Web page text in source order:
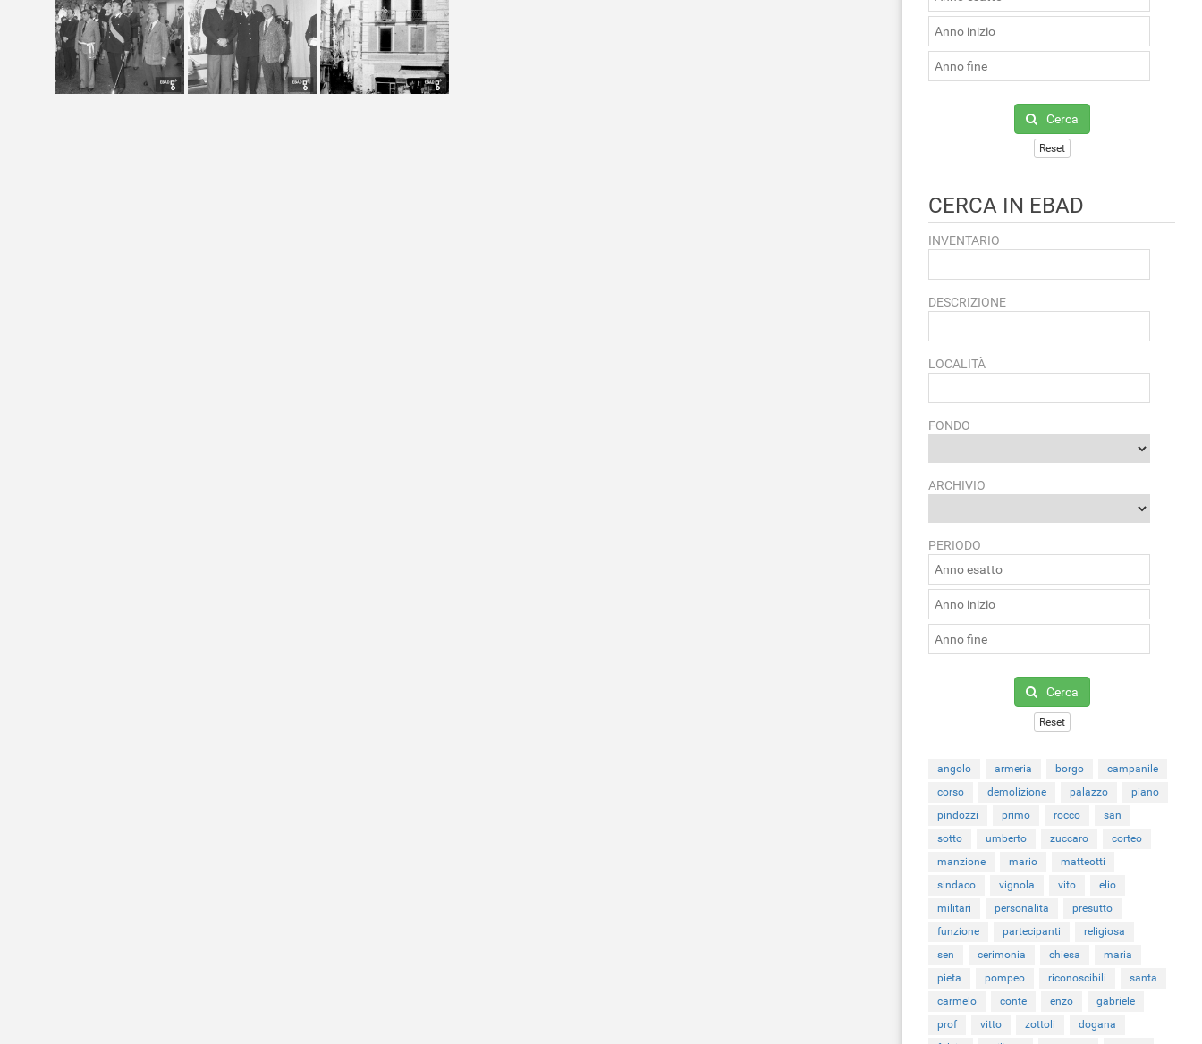
Cerca
Reset
CERCA IN EBAD
INVENTARIO
DESCRIZIONE
LOCALITÀ
FONDO
ARCHIVIO
PERIODO
Cerca
Reset
angolo armeria borgo
campanile
corso
demolizione palazzo
piano
pindozzi
primo rocco
san
sotto
umberto zuccaro
corteo
manzione
mario
matteotti
sindaco
vignola vito
elio
militari
personalita
presutto
funzione
partecipanti
religiosa
sen
cerimonia chiesa
maria
pieta
pompeo riconoscibili
santa
carmelo
conte enzo
gabriele
prof
vitto zottoli
dogana